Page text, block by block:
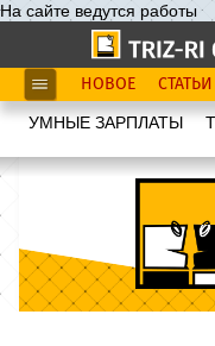
На сайте ведутся работы
НОВОЕ СТАТЬИ
УМНЫЕ ЗАРПЛАТЫ